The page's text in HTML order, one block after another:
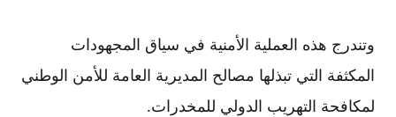
وتندرج هذه العملية الأمنية في سياق المجهودات
المكثفة التي تبذلها مصالح المديرية العامة للأمن الوطني
لمكافحة التهريب الدولي للمخدرات.